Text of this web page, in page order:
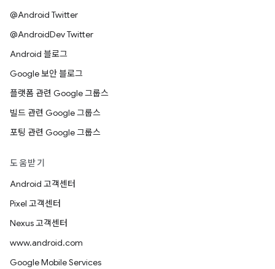
@Android Twitter
@AndroidDev Twitter
Android 블로그
Google 보안 블로그
플랫폼 관련 Google 그룹스
빌드 관련 Google 그룹스
포팅 관련 Google 그룹스
도움받기
Android 고객센터
Pixel 고객센터
Nexus 고객센터
www.android.com
Google Mobile Services